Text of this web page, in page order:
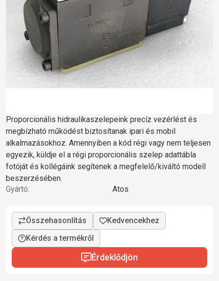
Proporcionális hidraulikaszelepeink precíz vezérlést és
megbízható működést biztosítanak ipari és mobil
alkalmazásokhoz. Amennyiben a kód régi vagy nem teljesen
egyezik, küldje el a régi proporcionális szelep adattábla
fotóját és kollégáink segítenek a megfelelő/kiváltó modell
beszerzésében.
Gyártó:
Atos
Kérdés a termékről
Érdeklődjön